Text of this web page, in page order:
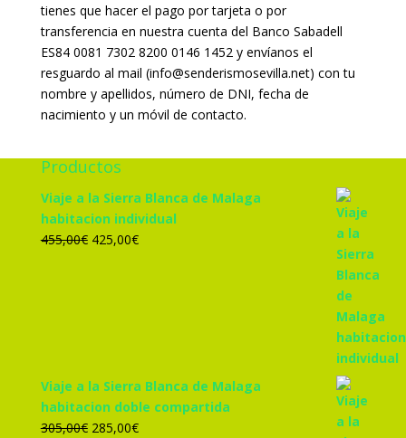
tienes que hacer el pago por tarjeta o por
transferencia en nuestra cuenta del Banco Sabadell
ES84 0081 7302 8200 0146 1452 y envíanos el
resguardo al mail (info@senderismosevilla.net) con tu
nombre y apellidos, número de DNI, fecha de
nacimiento y un móvil de contacto.
Productos
Viaje a la Sierra Blanca de Malaga
habitacion individual
455,00€ El
425,00€El
Viaje a la Sierra Blanca de Malaga
habitacion doble compartida
305,00€ El
285,00€El